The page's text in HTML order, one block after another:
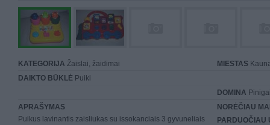
KATEGORIJA Žaislai, žaidimai MIESTAS
DAIKTO BŪKLĖ Puiki
DOMINA
APRAŠYMAS
Puikus lavinantis zaisliukas su issokanciais 3 gyvuneliais
NORĖČIAU
PARDUOČIAU